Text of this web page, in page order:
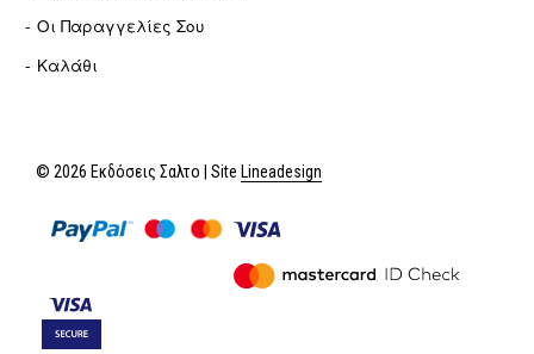
Οι Παραγγελίες Σου
Καλάθι
© 2026 Εκδόσεις Σαλτο | Site Lineadesign